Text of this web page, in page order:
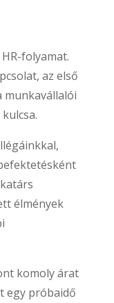
folyamat.
az első
munkavállalói
élmények
komoly árat
egy próbaidő